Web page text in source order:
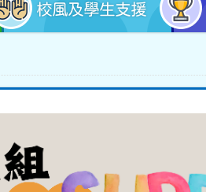
校風及學生支援